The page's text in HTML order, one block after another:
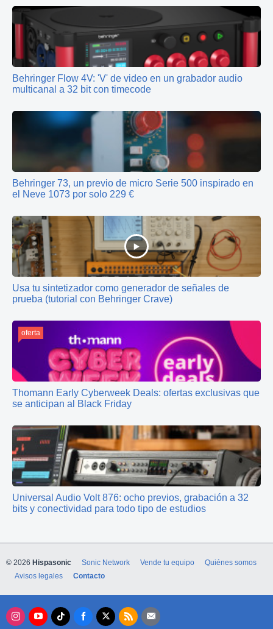
Behringer Flow 4V: 'V' de video en un grabador audio
multicanal a 32 bit con timecode
Behringer 73, un previo de micro Serie 500 inspirado en
el Neve 1073 por solo 229 €
Usa tu sintetizador como generador de señales de
prueba (tutorial con Behringer Crave)
oferta
Thomann Early Cyberweek Deals: ofertas exclusivas que
se anticipan al Black Friday
Universal Audio Volt 876: ocho previos, grabación a 32
bits y conectividad para todo tipo de estudios
© 2026 Hispasonic Sonic Network Vende tu equipo
Quiénes somos
Avisos legales
Contacto